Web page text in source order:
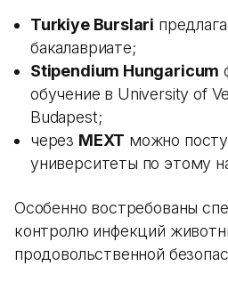
Turkiye Burslari
бакалавриате;
Stipendium Hungaricum
обучение в University of
Budapest;
через MEXT можно
университеты по этому
Особенно востребованы
контролю инфекций
продовольственной